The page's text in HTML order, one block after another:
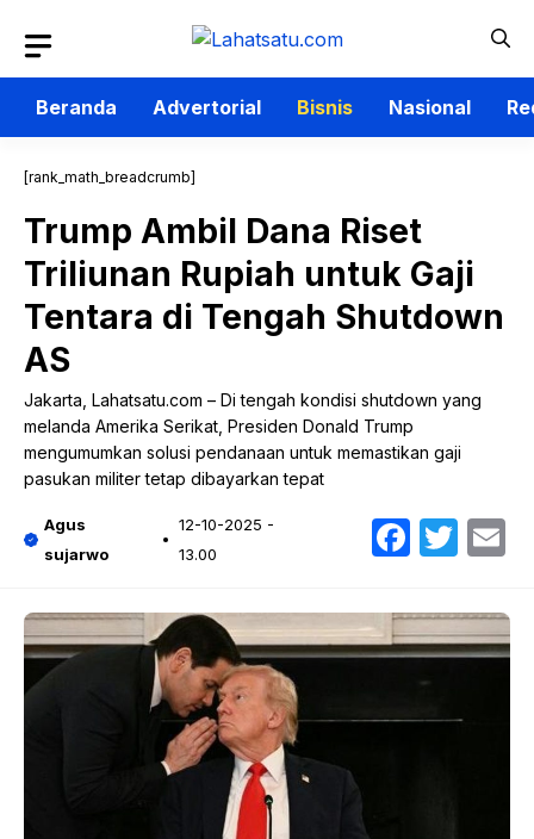
isi
Beranda
Advertorial Bisnis Nasional
[rank_math_breadcrumb]
Trump Ambil Dana Riset
Triliunan Rupiah untuk Gaji
Tentara di Tengah Shutdown
AS
Jakarta, Lahatsatu.com – Di tengah kondisi shutdown yang
melanda Amerika Serikat, Presiden Donald Trump
mengumumkan solusi pendanaan untuk memastikan gaji
pasukan militer tetap dibayarkan tepat
Agus
sujarwo
12-10-2025 -
13.00